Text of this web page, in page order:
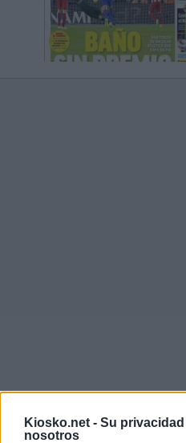
Kiosko.net - Su
nosotros